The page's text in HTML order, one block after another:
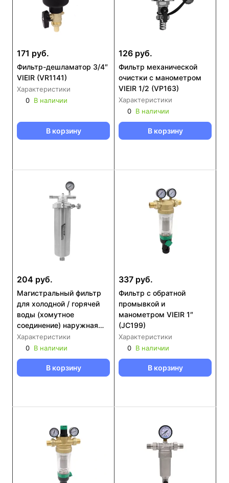
171 руб.
Фильтр-дешламатор 3/4″
VIEIR (VR1141)
Характеристики
0 В наличии
В корзину
126 руб.
Фильтр механической
очистки с манометром
VIEIR 1/2 (VP163)
Характеристики
0 В наличии
В корзину
204 руб.
Магистральный фильтр
для холодной / горячей
воды (хомутное
соединение) наружная
подключение VIEIR 1/2"
(VR10SL-C)
Характеристики
0 В наличии
В корзину
337 руб.
Фильтр с обратной
промывкой и
манометром VIEIR 1″
(JC199)
Характеристики
0 В наличии
В корзину